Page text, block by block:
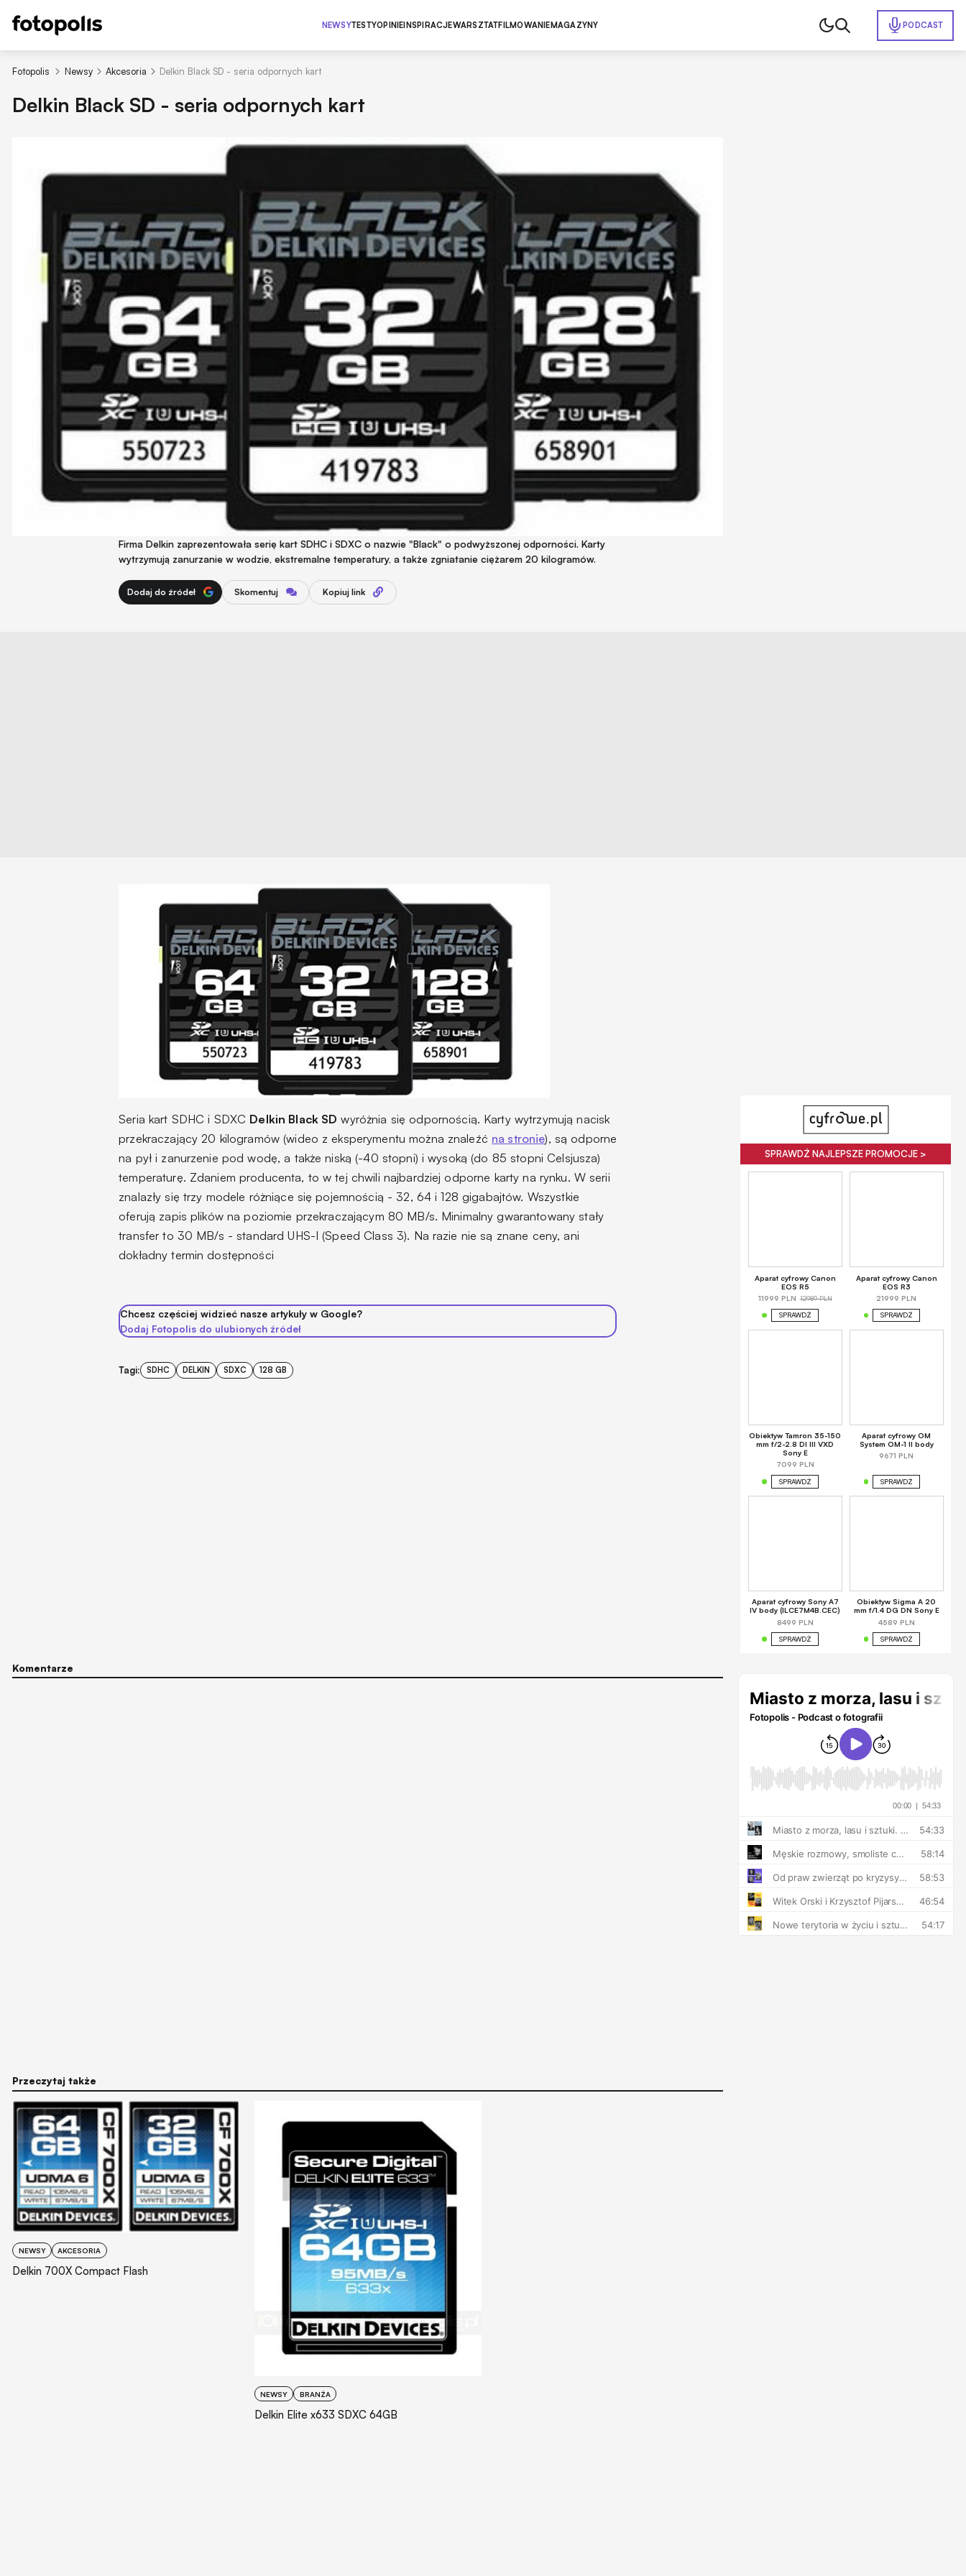
NEWSYTESTYOPINIEINSPIRACJEWARSZTATFILMOWANIEMAGAZYNY PODCAST
Fotopolis Newsy Akcesoria Delkin Black SD - seria odpornych kart
Delkin Black SD - seria odpornych kart
Firma Delkin zaprezentowała serię kart SDHC i SDXC o nazwie "Black" o podwyższonej odporności. Karty
wytrzymują zanurzanie w wodzie, ekstremalne temperatury, a także zgniatanie ciężarem 20 kilogramów.
Dodaj do źródeł Skomentuj Kopiuj link
Seria kart SDHC i SDXC Delkin Black SD wyróżnia się odpornością. Karty wytrzymują nacisk
przekraczający 20 kilogramów (wideo z eksperymentu można znaleźć na stronie), są odporne
na pył i zanurzenie pod wodę, a także niską (-40 stopni) i wysoką (do 85 stopni Celsjusza)
temperaturę. Zdaniem producenta, to w tej chwili najbardziej odporne karty na rynku. W serii
znalazły się trzy modele różniące się pojemnością - 32, 64 i 128 gigabajtów. Wszystkie
oferują zapis plików na poziomie przekraczającym 80 MB/s. Minimalny gwarantowany stały
transfer to 30 MB/s - standard UHS-I (Speed Class 3). Na razie nie są znane ceny, ani
dokładny termin dostępności
Chcesz częściej widzieć nasze artykuły w Google?
Dodaj Fotopolis do ulubionych źródeł
Tagi: SDHC DELKIN SDXC 128 GB
Komentarze
Przeczytaj także
NEWSY AKCESORIA
Delkin 700X Compact Flash
NEWSY BRANŻA
Delkin Elite x633 SDXC 64GB
SPRAWDŹ NAJLEPSZE PROMOCJE >
Aparat cyfrowy Canon
EOS R5
11999 PLN 12989 PLN
SPRAWDŹ
Aparat cyfrowy Canon
EOS R3
21999 PLN
SPRAWDŹ
Obiektyw Tamron 35-150
mm f/2-2.8 DI III VXD
Sony E
7099 PLN
SPRAWDŹ
Aparat cyfrowy OM
System OM-1 II body
9671 PLN
SPRAWDŹ
Aparat cyfrowy Sony A7
IV body (ILCE7M4B.CEC)
8499 PLN
SPRAWDŹ
Obiektyw Sigma A 20
mm f/1.4 DG DN Sony E
4589 PLN
SPRAWDŹ